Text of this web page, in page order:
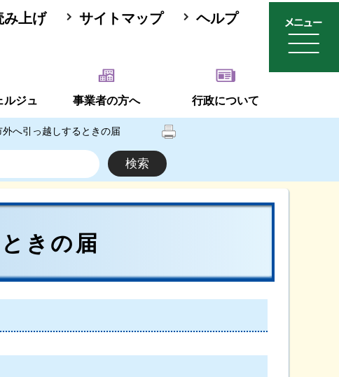
み上げ サイトマップ ヘルプ
ルジュ 事業者の方へ 行政について
へ引っ越しするときの届
きの届